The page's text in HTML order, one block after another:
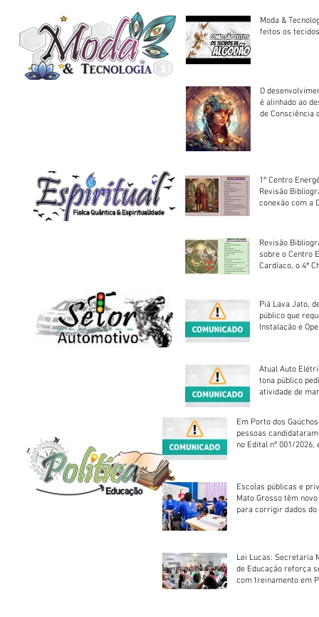
Moda &
feitos os
O
é alinhado ao
de Consciência
1º Centro
Revisão
conexão com a
Revisão
sobre o Centro
Cardíaco, o 4ª
Piá Lava Jato,
público que
Instalação e
Atual Auto
tona público
atividade de
Em Porto dos
pessoas
no Edital nº 001/2026,
Escolas públicas e
Mato Grosso têm
para corrigir dados do
Lei Lucas: Secretaria
de Educação reforça
com treinamento em